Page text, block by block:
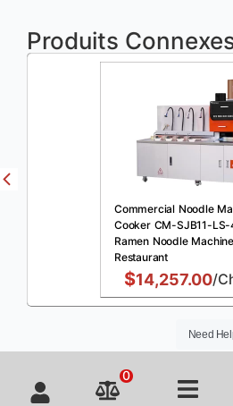
Produits
Commercial Noodle
Cooker CM-SJB11-
Ramen Noodle
Restaurant
$14,257.00/
0
Need